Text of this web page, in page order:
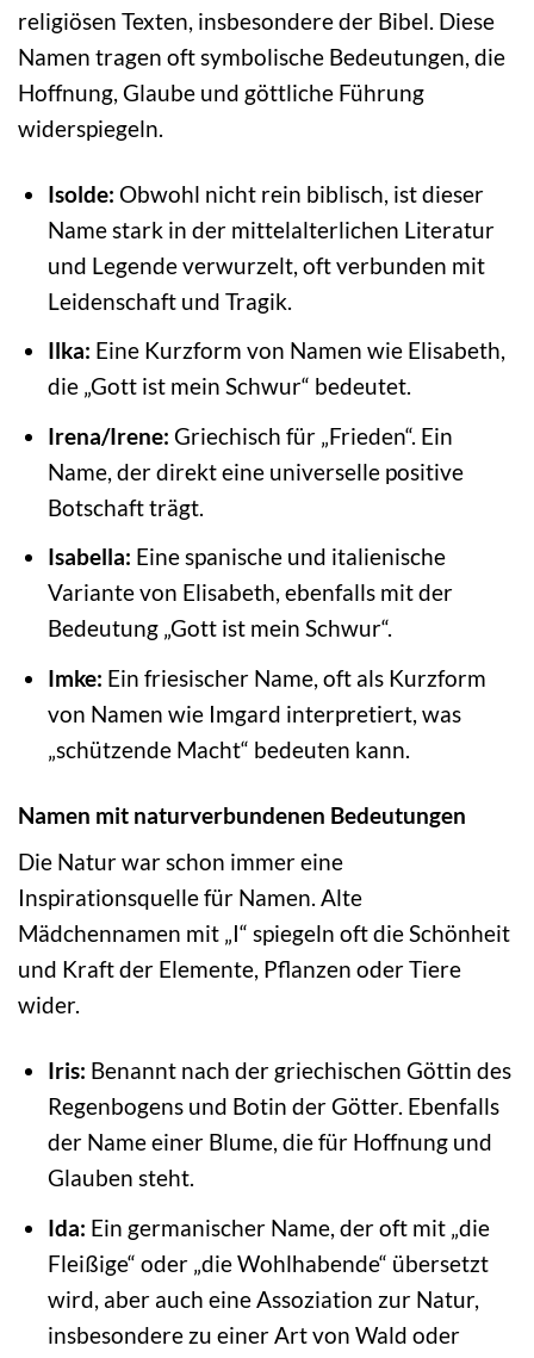
religiösen Texten, insbesondere der Bibel. Diese
Namen tragen oft symbolische Bedeutungen, die
Hoffnung, Glaube und göttliche Führung
widerspiegeln.
Isolde: Obwohl nicht rein biblisch, ist dieser
Name stark in der mittelalterlichen Literatur
und Legende verwurzelt, oft verbunden mit
Leidenschaft und Tragik.
Ilka: Eine Kurzform von Namen wie Elisabeth,
die „Gott ist mein Schwur“ bedeutet.
Irena/Irene: Griechisch für „Frieden“. Ein
Name, der direkt eine universelle positive
Botschaft trägt.
Isabella: Eine spanische und italienische
Variante von Elisabeth, ebenfalls mit der
Bedeutung „Gott ist mein Schwur“.
Imke: Ein friesischer Name, oft als Kurzform
von Namen wie Imgard interpretiert, was
„schützende Macht“ bedeuten kann.
Namen mit naturverbundenen Bedeutungen
Die Natur war schon immer eine
Inspirationsquelle für Namen. Alte
Mädchennamen mit „I“ spiegeln oft die Schönheit
und Kraft der Elemente, Pflanzen oder Tiere
wider.
Iris: Benannt nach der griechischen Göttin des
Regenbogens und Botin der Götter. Ebenfalls
der Name einer Blume, die für Hoffnung und
Glauben steht.
Ida: Ein germanischer Name, der oft mit „die
Fleißige“ oder „die Wohlhabende“ übersetzt
wird, aber auch eine Assoziation zur Natur,
insbesondere zu einer Art von Wald oder